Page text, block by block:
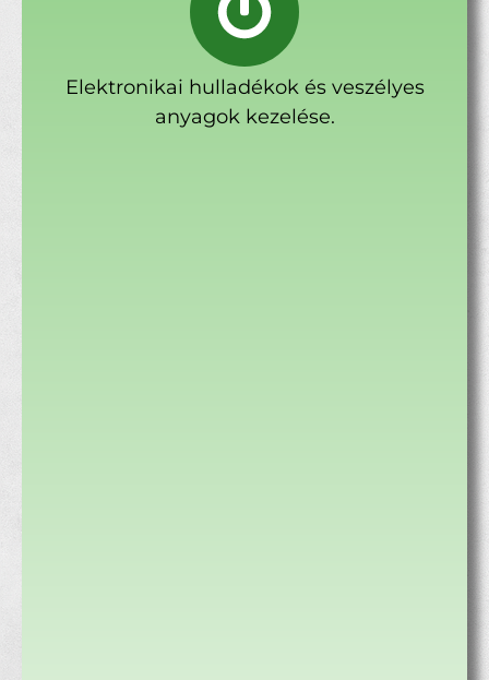
Elektronikai hulladékok és veszélyes
anyagok kezelése.